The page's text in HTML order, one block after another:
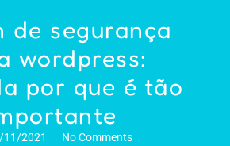
de segurança
wordpress:
por que é tão
11/2021 No Comments